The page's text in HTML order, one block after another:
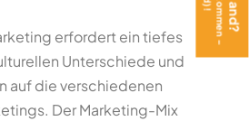
erfordert ein tiefes
Unterschiede und
auf die verschiedenen
Der Marketing-Mix